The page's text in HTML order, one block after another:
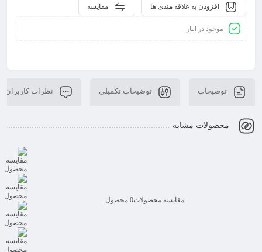
مقایسه افزودن به علاقه مندی ها
موجود در انبار
توضیحات توضیحات تکمیلی نظرات کاربران
محصولات مشابه
مقایسه محصولات0 محصول